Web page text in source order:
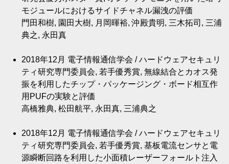
モジュールにおけるサイドチャネル漏洩の評価
門田和樹, 園田大樹, 月岡暉裕, 沖殿貴明, 三木拓司, 三浦
典之, 永田真
2018年12月 電子情報通信学会 / ハードウェアセキュリ
ティ研究専門委員会, 若手優秀賞, 無線結合とカオス発
振を利用したチップ・パッケージング・ボード相互作
用PUFの実験と評価
高橋雅典, 松田航平, 永田真, 三浦典之
2018年12月 電子情報通信学会 / ハードウェアセキュリ
ティ研究専門委員会, 若手優秀賞, 基板電流センサと電
源瞬断回路を利用した小面積レーザーフォールト注入